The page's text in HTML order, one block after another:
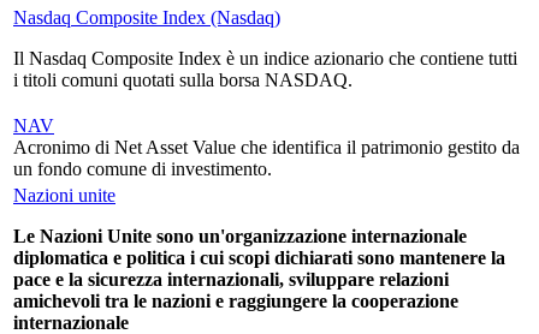
Nasdaq Composite Index (Nasdaq)
Il Nasdaq Composite Index è un indice azionario che contiene tutti
i titoli comuni quotati sulla borsa NASDAQ.
NAV
Acronimo di Net Asset Value che identifica il patrimonio gestito da
un fondo comune di investimento.
Nazioni unite
Le Nazioni Unite sono un'organizzazione internazionale
diplomatica e politica i cui scopi dichiarati sono mantenere la
pace e la sicurezza internazionali, sviluppare relazioni
amichevoli tra le nazioni e raggiungere la cooperazione
internazionale